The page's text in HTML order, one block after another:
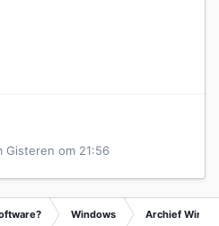
Gisteren om 21:56
Windows Archief